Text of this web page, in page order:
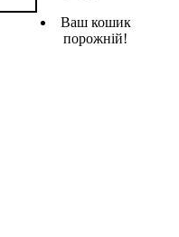
Ваш кошик
порожній!